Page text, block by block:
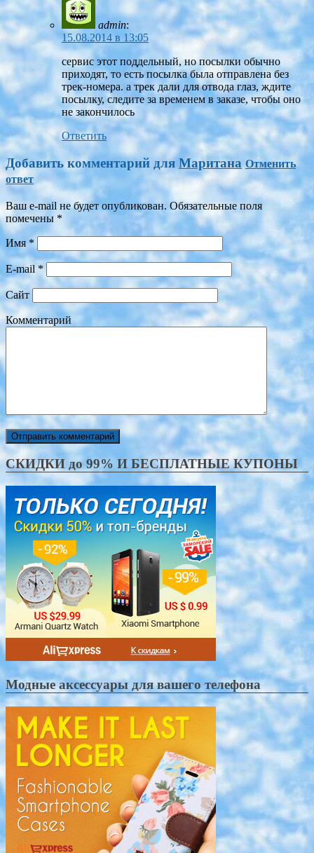
admin:
15.08.2014 в 13:05
сервис этот поддельный, но посылки обычно
приходят, то есть посылка была отправлена без
трек-номера. а трек дали для отвода глаз, ждите
посылку, следите за временем в заказе, чтобы оно
не закончилось
Ответить
Добавить комментарий для Маритана Отменить
ответ
Ваш e-mail не будет опубликован. Обязательные поля
помечены *
Имя *
E-mail *
Сайт
Комментарий
СКИДКИ до 99% И БЕСПЛАТНЫЕ КУПОНЫ
Модные аксессуары для вашего телефона